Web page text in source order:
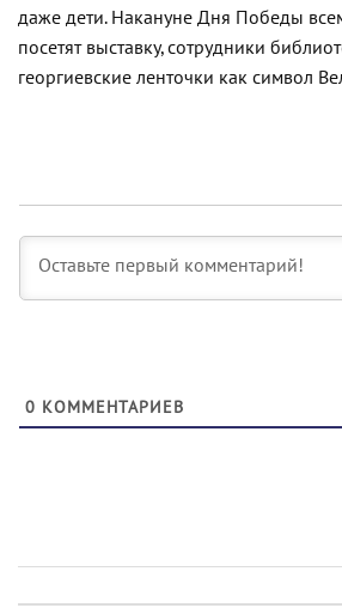
даже дети. Накануне Дня Победы
посетят выставку, сотрудники
георгиевские ленточки как символ
0 КОММЕНТАРИЕВ